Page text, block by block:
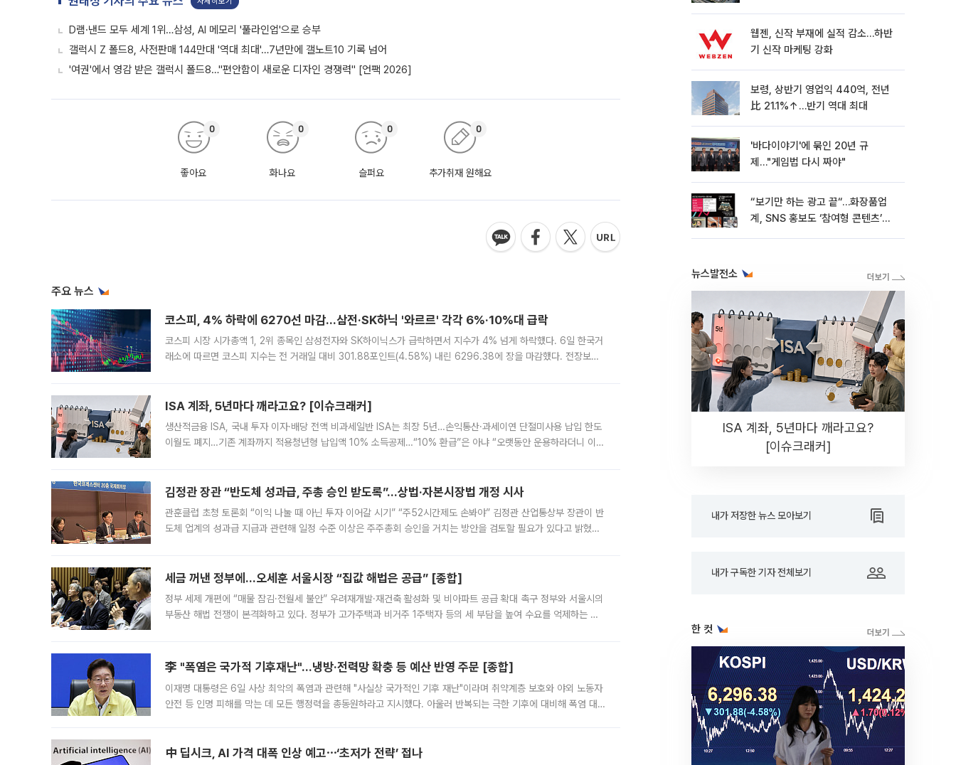
D램·낸드 모두 세계 1위…삼성, AI 메모리 '풀라인업'으로 승부
갤럭시 Z 폴드8, 사전판매 144만대 '역대 최대'…7년만에 갤노트10 기록 넘어
'여권'에서 영감 받은 갤럭시 폴드8…"편안함이 새로운 디자인 경쟁력" [언팩 2026]
좋아요
0
화나요
0
슬퍼요
0
추가취재 원해요
0
주요 뉴스
코스피, 4% 하락에 6270선 마감…삼전·SK하닉 '와르르' 각각 6%·10%대 급락
코스피 시장 시가총액 1, 2위 종목인 삼성전자와 SK하이닉스가 급락하면서 지수가 4% 넘게 하락했다. 6일 한국거
래소에 따르면 코스피 지수는 전 거래일 대비 301.88포인트(4.58%) 내린 6296.38에 장을 마감했다. 전장보다
ISA 계좌, 5년마다 깨라고요? [이슈크래커]
생산적금융 ISA, 국내 투자 이자·배당 전액 비과세일반 ISA는 최장 5년…손익통산·과세이연 단절미사용 납입 한도
이월도 폐지…기존 계좌까지 적용청년형 납입액 10% 소득공제…“10% 환급”은 아냐 “오랫동안 운용하라더니 이제
김정관 장관 “반도체 성과급, 주총 승인 받도록”…상법·자본시장법 개정 시사
관훈클럽 초청 토론회 “이익 나눌 때 아닌 투자 이어갈 시기” “주52시간제도 손봐야” 김정관 산업통상부 장관이 반
도체 업계의 성과급 지급과 관련해 일정 수준 이상은 주주총회 승인을 거치는 방안을 검토할 필요가 있다고 밝혔다.
세금 꺼낸 정부에…오세훈 서울시장 “집값 해법은 공급” [종합]
정부 세제 개편에 “매물 잠김·전월세 불안” 우려재개발·재건축 활성화 및 비아파트 공급 확대 촉구 정부와 서울시의
부동산 해법 전쟁이 본격화하고 있다. 정부가 고가주택과 비거주 1주택자 등의 세 부담을 높여 수요를 억제하는 카
李 "폭염은 국가적 기후재난"…냉방·전력망 확충 등 예산 반영 주문 [종합]
이재명 대통령은 6일 사상 최악의 폭염과 관련해 "사실상 국가적인 기후 재난"이라며 취약계층 보호와 야외 노동자
안전 등 인명 피해를 막는 데 모든 행정력을 총동원하라고 지시했다. 아울러 반복되는 극한 기후에 대비해 폭염 대응
中 딥시크, AI 가격 대폭 인상 예고⋯‘초저가 전략’ 접나
웹젠, 신작 부재에 실적 감소…하반
기 신작 마케팅 강화
보령, 상반기 영업익 440억, 전년
比 21.1%↑…반기 역대 최대
'바다이야기'에 묶인 20년 규
제…"게임법 다시 짜야"
“보기만 하는 광고 끝“…화장품업
계, SNS 홍보도 ‘참여형 콘텐츠’로
뉴스발전소
ISA 계좌, 5년마다 깨라고요?
[이슈크래커]
내가 저장한 뉴스 모아보기
내가 구독한 기자 전체보기
한 컷